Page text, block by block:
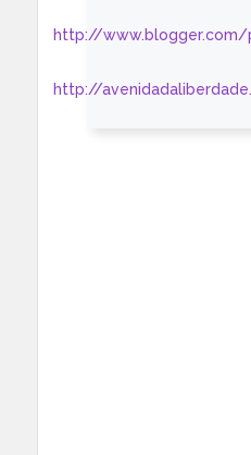
http://www.blogger.com/
http://